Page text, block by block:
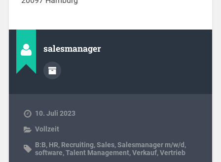
salesmanager
10. Juli 2023
Vollzeit
B:B, HR, Recruiting,Sales,Salesmanager m/w/d ,
software,Talent Management,Verkauf,Vertrieb